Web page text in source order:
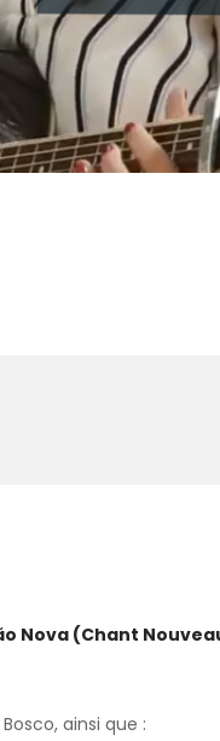
Nova (Chant
ainsi que :